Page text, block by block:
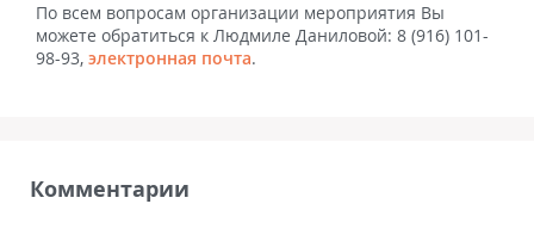
По всем вопросам организации мероприятия Вы
можете обратиться к Людмиле Даниловой: 8 (916) 101-
98-93, электронная почта.
Комментарии